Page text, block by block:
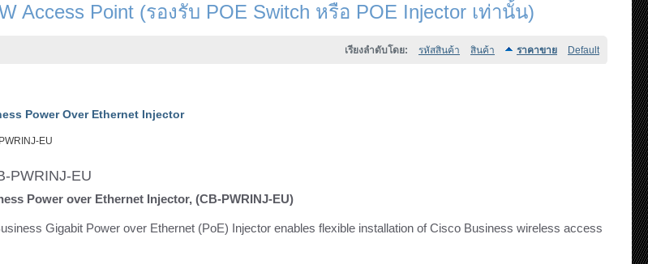
Access Point (รองรับ POE Switch หรือ POE Injector เท่านั้น)
เรียงลำดับโดย: รหัสสินค้า สินค้า ราคาขาย Default
Power Over Ethernet Injector
EU
PWRINJ-EU
Power over Ethernet Injector, (CB-PWRINJ-EU)
Gigabit Power over Ethernet (PoE) Injector enables flexible installation of Cisco Business wireless access